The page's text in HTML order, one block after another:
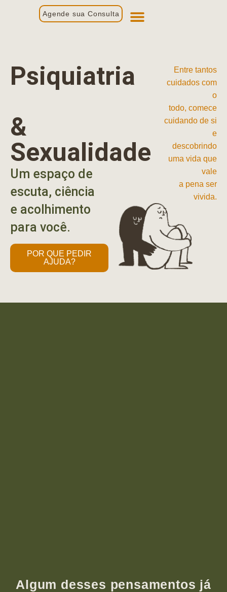
Agende sua Consulta
Psiquiatria
&
Sexualidade
Um espaço de
escuta, ciência
e acolhimento
para você.
POR QUE PEDIR
AJUDA?
Entre tantos
cuidados com
o
todo, comece
cuidando de si
e
descobrindo
uma vida que
vale
a pena ser
vivida.
Algum desses pensamentos já